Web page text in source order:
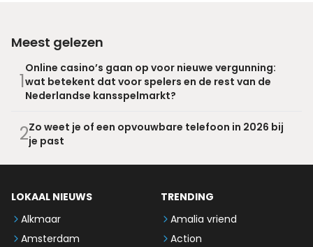
Meest gelezen
1
Online casino’s gaan op voor nieuwe vergunning:
wat betekent dat voor spelers en de rest van de
Nederlandse kansspelmarkt?
2Zo weet je of een opvouwbare telefoon in 2026 bij
je past
LOKAAL NIEUWS
Alkmaar
Amsterdam
TRENDING
Amalia vriend
Action